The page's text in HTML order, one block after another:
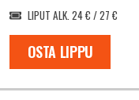
LIPUT ALK. 24 € / 27 €
OSTA LIPPU